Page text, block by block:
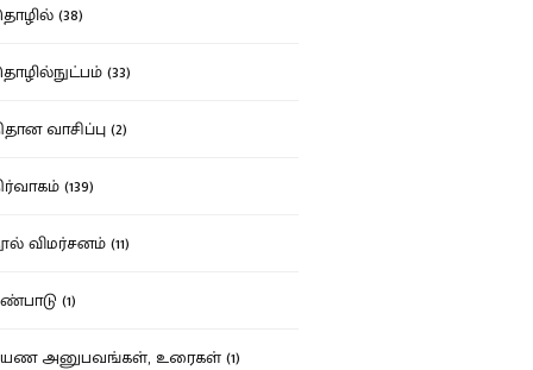
(38)
(33)
வாசிப்பு (2)
(139)
விமர்சனம் (11)
(1)
அனுபவங்கள், உரைகள் (1)